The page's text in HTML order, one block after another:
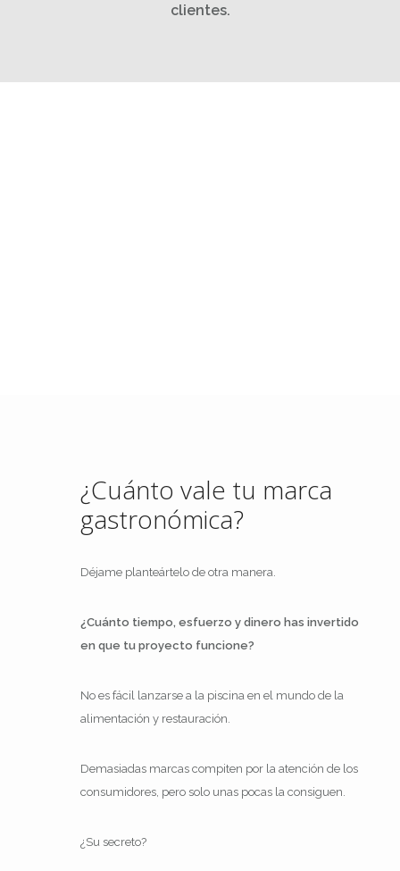
clientes.
¿Cuánto vale tu marca
gastronómica?
Déjame planteártelo de otra manera.
¿Cuánto tiempo, esfuerzo y dinero has invertido
en que tu proyecto funcione?
No es fácil lanzarse a la piscina en el mundo de la
alimentación y restauración.
Demasiadas marcas compiten por la atención de los
consumidores, pero solo unas pocas la consiguen.
¿Su secreto?